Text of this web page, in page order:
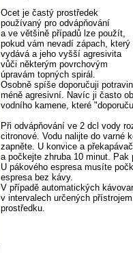
Ocet je častý prostředek
používaný pro odvápňování
a ve většině případů lze použít,
pokud vám nevadí zápach, který
vydává a jeho vyšší agresivita
vůči některým povrchovým
úpravám topných spirál.
Osobně spíše doporučuji
méně agresivní. Navíc ji často
vodního kamene, které
Při odvápňování ve 2 dcl vody
citronové. Vodu nalijte do varné
zapněte. U konvice a
a počkejte zhruba 10 minut. Pak
U pákového espresa musíte
espresa bez kávy.
V případě automatických
v intervalech určených
prostředku.